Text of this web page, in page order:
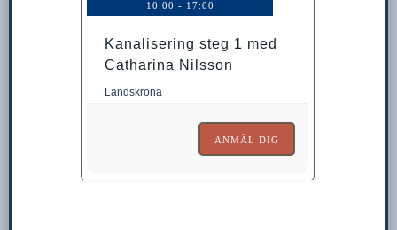
10:00 - 17:00
Kanalisering steg 1 med
Catharina Nilsson
Landskrona
ANMÄL DIG